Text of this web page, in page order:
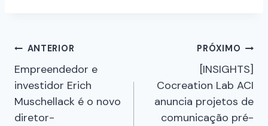
ANTERIOR
Empreendedor e
investidor Erich
Muschellack é o novo
diretor-
PRÓXIMO
[INSIGHTS]
Cocreation Lab ACI
anuncia projetos de
comunicação pré-